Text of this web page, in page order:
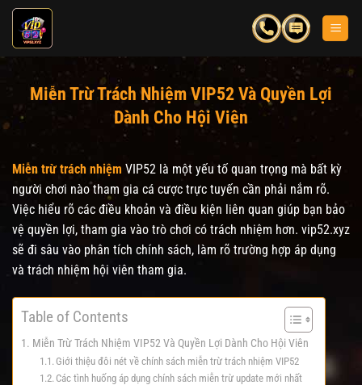
Bỏ
qua
nội
Miễn Trừ Trách Nhiệm VIP52 Và Quyền Lợi
Dành Cho Hội Viên
Miễn trừ trách nhiệm VIP52 là một yếu tố quan trọng mà bất kỳ
người chơi nào tham gia cá cược trực tuyến cần phải nắm rõ.
Việc hiểu rõ các điều khoản và điều kiện liên quan giúp bạn bảo
vệ quyền lợi, tham gia vào trò chơi có trách nhiệm hơn. vip52.xyz
sẽ đi sâu vào phân tích chính sách, làm rõ trường hợp áp dụng
và trách nhiệm hội viên tham gia.
Table of Contents
Miễn Trừ Trách Nhiệm VIP52 Và Quyền Lợi Dành Cho Hội Viên
Giới thiệu đôi nét về chính sách miễn trừ trách nhiệm VIP52
Các tình huống áp dụng chính sách miễn trừ update mới nhất